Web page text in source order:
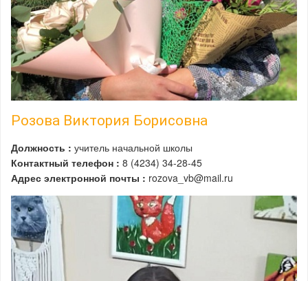
Розова Виктория Борисовна
Должность : учитель начальной школы
Контактный телефон : 8 (4234) 34-28-45
Адрес электронной почты : rozova_vb@mail.ru